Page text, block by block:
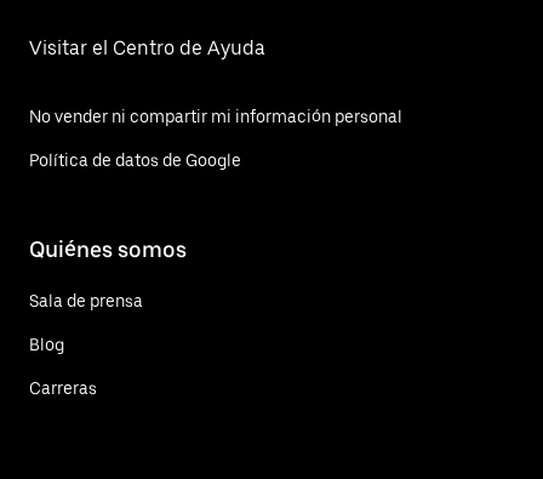
Visitar el Centro de Ayuda
No vender ni compartir mi información personal
Política de datos de Google
Quiénes somos
Sala de prensa
Blog
Carreras